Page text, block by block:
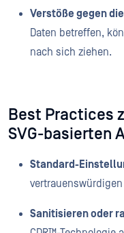
Verstöße gegen
Daten betreffen,
nach sich ziehen.
Best Practices
SVG-basierten
Standard-
vertrauenswürdigen
Sanitisieren oder